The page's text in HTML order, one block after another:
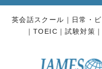
英会話スクール 日常・
TOEIC
試験対策